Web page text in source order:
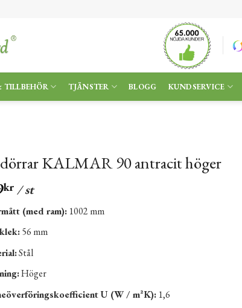
TILLBEHÖR TJÄNSTER BLOGG KUNDSERVICE
KALMAR 90 antracit höger
kr/ st
(med ram): 1002 mm
56 mm
Stål
Höger
U (W / m²K): 1,6